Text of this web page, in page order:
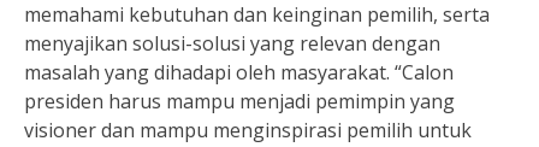
memahami kebutuhan dan keinginan pemilih, serta
menyajikan solusi-solusi yang relevan dengan
masalah yang dihadapi oleh masyarakat. “Calon
presiden harus mampu menjadi pemimpin yang
visioner dan mampu menginspirasi pemilih untuk